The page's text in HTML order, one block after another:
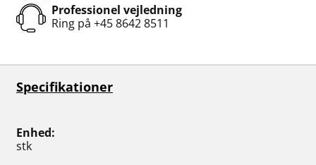
Professionel vejledning
Ring på +45 8642 8511
Specifikationer
Enhed
stk